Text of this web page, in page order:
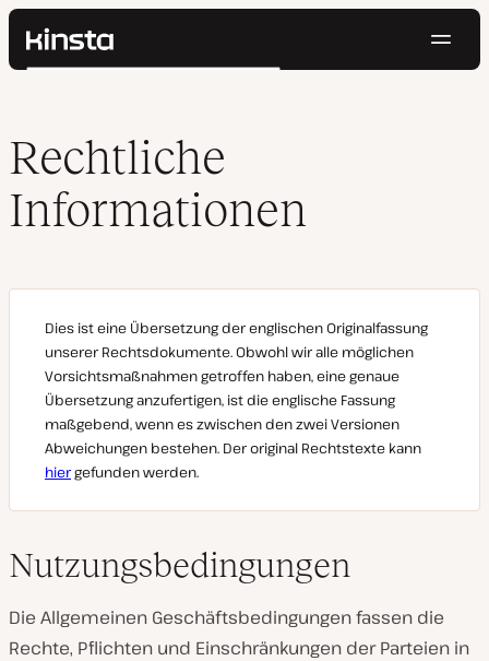
Kinsta®
Preise
Ressourcen
Kontakt
Suchen
Rechtliche
Informationen
Dies ist eine Übersetzung der englischen Originalfassung
unserer Rechtsdokumente. Obwohl wir alle möglichen
Vorsichtsmaßnahmen getroffen haben, eine genaue
Übersetzung anzufertigen, ist die englische Fassung
maßgebend, wenn es zwischen den zwei Versionen
Abweichungen bestehen. Der original Rechtstexte kann
hiergefunden werden.
Nutzungsbedingungen
Die Allgemeinen Geschäftsbedingungen fassen die
Rechte, Pflichten und Einschränkungen der Parteien in